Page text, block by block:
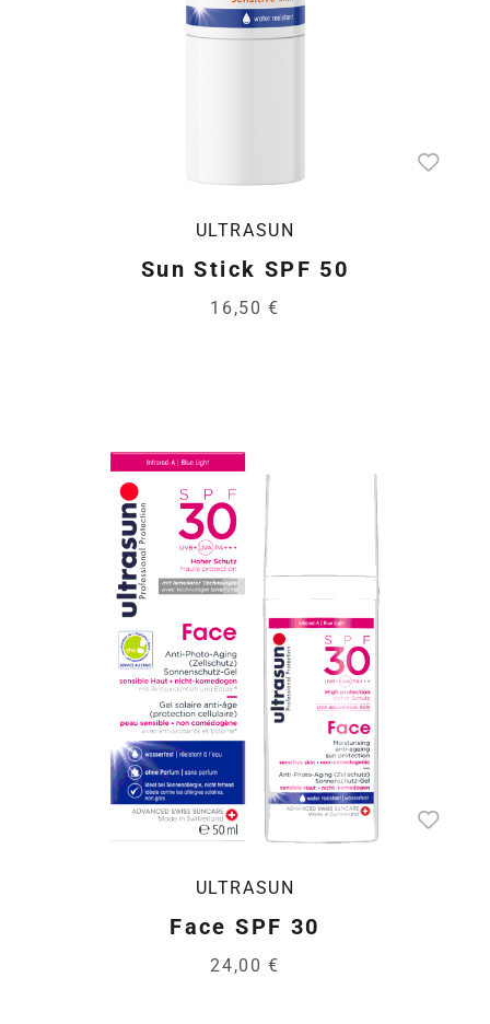
ULTRASUN
Sun Stick SPF 50
16,50 €
ULTRASUN
Face SPF 30
24,00 €